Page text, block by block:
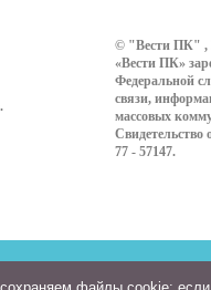
.
© "Вести ПК" ,
«Вести ПК»
Федеральной
связи,
массовых
77 - 57147.